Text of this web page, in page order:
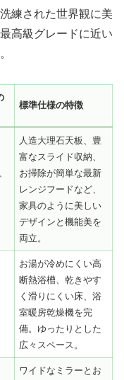
練された世界観に美
高級グレードに近い
標準仕様の特徴
人造大理石天板、豊
富なスライド収納、
お掃除が簡単な最新
レンジフードなど、
家具のように美しい
デザインと機能美を
両立。
お湯が冷めにくい高
断熱浴槽、乾きやす
く滑りにくい床、浴
室暖房乾燥機を完
備。ゆったりとした
広々スペース。
ワイドなミラーとお